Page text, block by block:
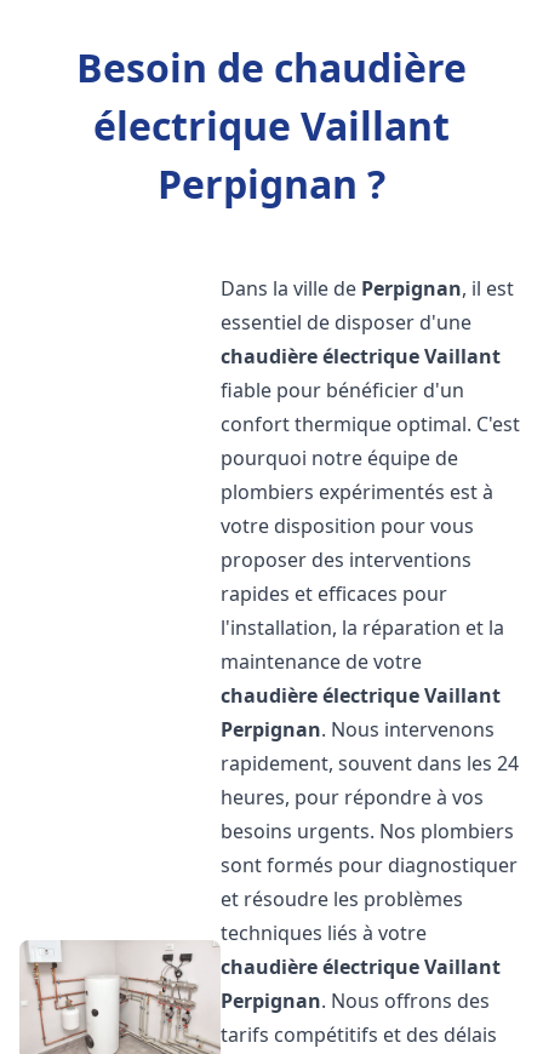
Besoin de chaudière
électrique Vaillant
Perpignan ?
Dans la ville de Perpignan, il est
essentiel de disposer d'une
chaudière électrique Vaillant
fiable pour bénéficier d'un
confort thermique optimal. C'est
pourquoi notre équipe de
plombiers expérimentés est à
votre disposition pour vous
proposer des interventions
rapides et efficaces pour
l'installation, la réparation et la
maintenance de votre
chaudière électrique Vaillant
Perpignan. Nous intervenons
rapidement, souvent dans les 24
heures, pour répondre à vos
besoins urgents. Nos plombiers
sont formés pour diagnostiquer
et résoudre les problèmes
techniques liés à votre
chaudière électrique Vaillant
Perpignan. Nous offrons des
tarifs compétitifs et des délais